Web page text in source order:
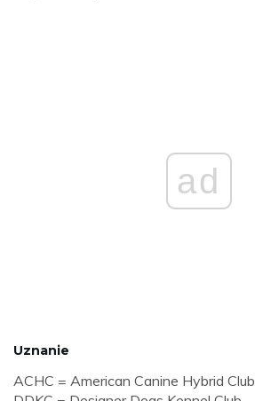
ad
Uznanie
ACHC = American Canine Hybrid Club